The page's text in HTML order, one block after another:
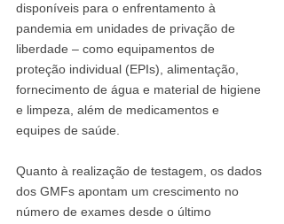
disponíveis para o enfrentamento à
pandemia em unidades de privação de
liberdade – como equipamentos de
proteção individual (EPIs), alimentação,
fornecimento de água e material de higiene
e limpeza, além de medicamentos e
equipes de saúde.
Quanto à realização de testagem, os dados
dos GMFs apontam um crescimento no
número de exames desde o último